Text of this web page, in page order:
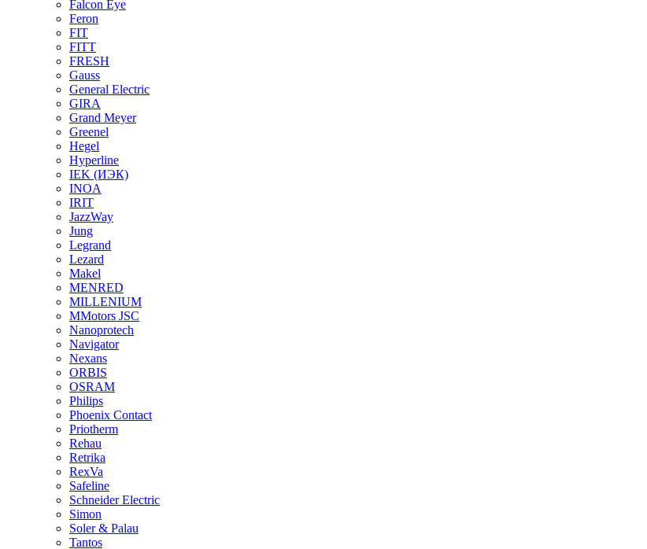
Falcon Eye
Feron
FIT
FITT
FRESH
Gauss
General Electric
GIRA
Grand Meyer
Greenel
Hegel
Hyperline
IEK (ИЭК)
INOA
IRIT
JazzWay
Jung
Legrand
Lezard
Makel
MENRED
MILLENIUM
MMotors JSC
Nanoprotech
Navigator
Nexans
ORBIS
OSRAM
Philips
Phoenix Contact
Priotherm
Rehau
Retrika
RexVa
Safeline
Schneider Electric
Simon
Soler & Palau
Tantos